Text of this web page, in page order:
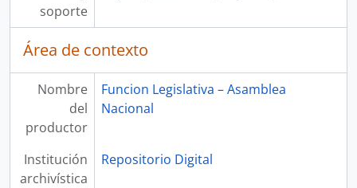
soporte
Área de contexto
Nombre
del
productor
Funcion Legislativa – Asamblea
Nacional
Institución
archivística
Repositorio Digital